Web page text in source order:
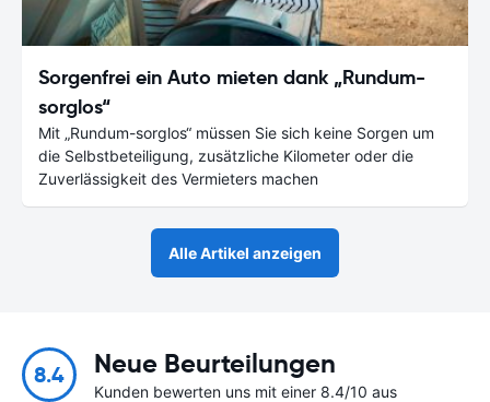
Sorgenfrei ein Auto mieten dank „Rundum-
sorglos“
Mit „Rundum-sorglos“ müssen Sie sich keine Sorgen um
die Selbstbeteiligung, zusätzliche Kilometer oder die
Zuverlässigkeit des Vermieters machen
Alle Artikel anzeigen
8.4 Neue Beurteilungen
Kunden bewerten uns mit einer 8.4/10 aus